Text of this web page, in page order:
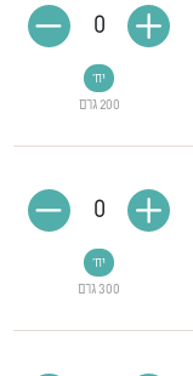
200 גרם
יח'
0
300 גרם
יח'
0